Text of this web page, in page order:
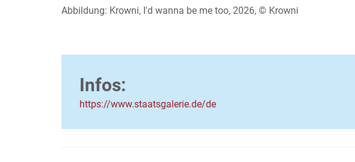
Abbildung: Krowni, I'd wanna be me too, 2026, © Krowni
Infos:
https://www.staatsgalerie.de/de